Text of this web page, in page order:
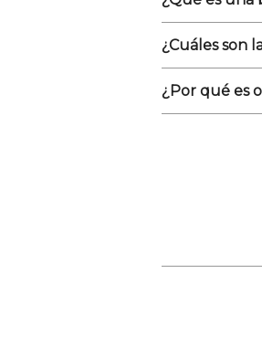
¿Cuáles son
¿Por qué es